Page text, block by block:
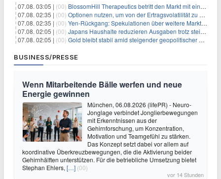
07.08. 03:05 | (00) BlossomHill Therapeutics betritt den Markt mit einem IPO-Boost von 150 Millionen Dollar
07.08. 02:35 | (00) Optionen nutzen, um von der Ertragsvolatilität zu profitieren
07.08. 02:35 | (00) Yen-Rückgang: Spekulationen über weitere Marktinterventionen nehmen zu
07.08. 02:05 | (00) Japans Haushalte reduzieren Ausgaben trotz steigender Löhne: Ein Warnsignal für das Wachstum
07.08. 02:05 | (00) Gold bleibt stabil amid steigender geopolitischer Spannungen im Persischen Golf
BUSINESS/PRESSE
Wenn Mitarbeitende Bälle werfen und neue
Energie gewinnen
München, 06.08.2026 (lifePR) - Neuro-
Jonglage verbindet Jonglierbewegungen
mit Erkenntnissen aus der
Gehirnforschung, um Konzentration,
Motivation und Teamgefühl zu stärken.
Das Konzept setzt dabei vor allem auf
koordinative Überkreuzbewegungen, die die Aktivierung beider
Gehirnhälften unterstützen. Für die betriebliche Umsetzung bietet
Stephan Ehlers, […] (00)
vor 14 Stunden